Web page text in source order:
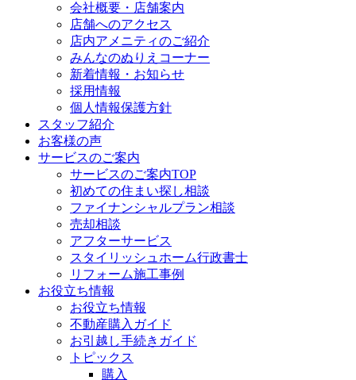
会社概要・店舗案内
店舗へのアクセス
店内アメニティのご紹介
みんなのぬりえコーナー
新着情報・お知らせ
採用情報
個人情報保護方針
スタッフ紹介
お客様の声
サービスのご案内
サービスのご案内TOP
初めての住まい探し相談
ファイナンシャルプラン相談
売却相談
アフターサービス
スタイリッシュホーム行政書士
リフォーム施工事例
お役立ち情報
お役立ち情報
不動産購入ガイド
お引越し手続きガイド
トピックス
購入